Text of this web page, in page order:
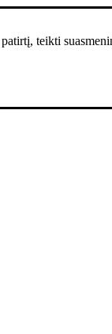
teikti